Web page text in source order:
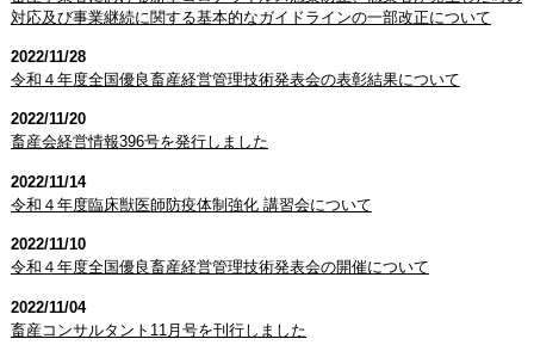
対応及び事業継続に関する基本的なガイドラインの一部改正について
2022/11/28
令和４年度全国優良畜産経営管理技術発表会の表彰結果について
2022/11/20
畜産会経営情報396号を発行しました
2022/11/14
令和４年度臨床獣医師防疫体制強化 講習会について
2022/11/10
令和４年度全国優良畜産経営管理技術発表会の開催について
2022/11/04
畜産コンサルタント11月号を刊行しました